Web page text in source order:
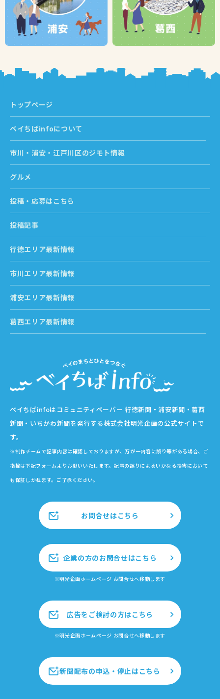
ベイちばinfoはコミュニティペーパー 行徳新聞・浦安新聞・葛西
新聞・いちかわ新聞を発行する株式会社明光企画の公式サイトで
す。
※制作チームで記事内容は確認しておりますが、万が一内容に誤り等がある場合、ご
指摘は下記フォームよりお願いいたします。記事の誤りによるいかなる損害において
も保証しかねます。ご了承ください。
お問合せはこちら
企業の方のお問合せはこちら
※明光企画ホームページ お問合せへ移動します
広告をご検討の方はこちら
※明光企画ホームページ お問合せへ移動します
新聞配布の申込・停止はこちら
トップページ
ベイちばinfoについて
市川・浦安・江戸川区のジモト情報
グルメ
投稿・応募はこちら
投稿記事
行徳エリア最新情報
市川エリア最新情報
浦安エリア最新情報
葛西エリア最新情報